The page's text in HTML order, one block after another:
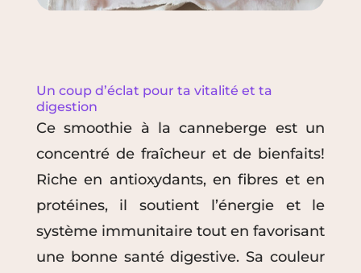
Un coup d’éclat pour ta vitalité et ta
digestion
Ce smoothie à la canneberge est un
concentré de fraîcheur et de bienfaits!
Riche en antioxydants, en fibres et en
protéines, il soutient l’énergie et le
système immunitaire tout en favorisant
une bonne santé digestive. Sa couleur